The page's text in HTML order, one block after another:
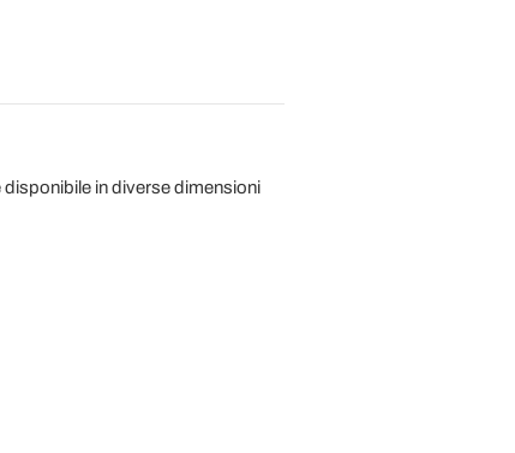
in diverse dimensioni